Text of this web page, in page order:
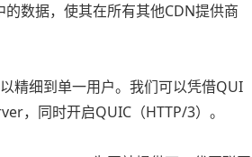
数据，使其在所有其他CDN提供商
精细到单一用户。我们可以凭借QUI
，同时开启QUIC（HTTP/3）。